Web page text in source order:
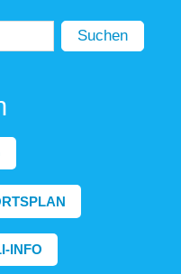
Suchen
INFO